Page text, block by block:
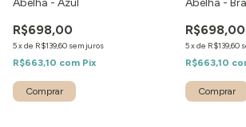
Abelha - Azul
R$698,00
5xde R$139,60 sem juros
R$663,10 com Pix
Comprar
Abelha -
R$698,00
5xde R$139,60
R$663,10
Comprar